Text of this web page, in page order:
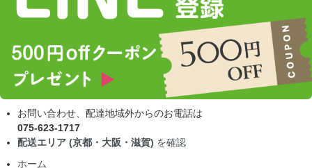
お問い合わせ、配達地域外からのお電話は
075-623-1717
配送エリア (京都・大阪・滋賀) を確認
ホーム